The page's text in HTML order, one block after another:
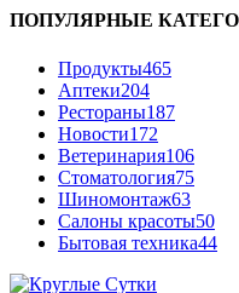
ПОПУЛЯРНЫЕ
Продукты465
Аптеки204
Рестораны187
Новости172
Ветеринария106
Стоматология75
Шиномонтаж63
Салоны красоты50
Бытовая техника44